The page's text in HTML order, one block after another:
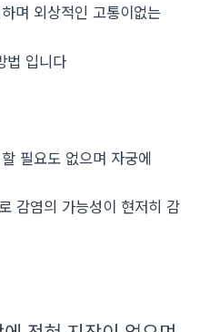
며 외상적인 고통이없는
법 입니다
필요도 없으며 자궁에
감염의 가능성이 현저히 감